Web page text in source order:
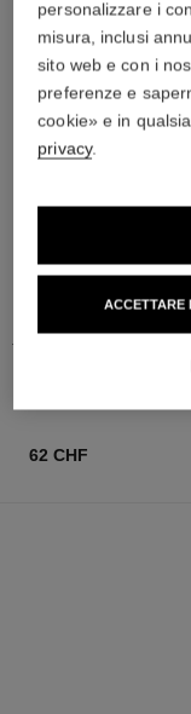
Perfezione. Lunga
Massimo
Ref. 172712
13 tonalità
PERFETTA
62 CHF
personalizzare i
misura, inclusi
sito web e con i
preferenze e
cookie» e in
privacy.
ACCETTARE